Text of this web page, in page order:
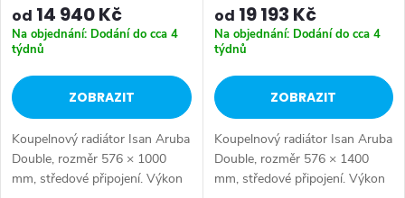
od 14 940 Kč
Na objednání: Dodání do cca 4
týdnů
ZOBRAZIT
Koupelnový radiátor Isan Aruba
Double, rozměr 576 × 1000
mm, středové připojení. Výkon
od 19 193 Kč
Na objednání: Dodání do cca 4
týdnů
ZOBRAZIT
Koupelnový radiátor Isan Aruba
Double, rozměr 576 × 1400
mm, středové připojení. Výkon